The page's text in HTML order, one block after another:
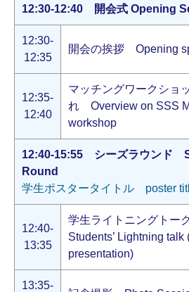
12:30-12:40 開会式 Opening
12:30-
12:35
開会の挨拶 Opening
12:35-
12:40
マッチングワークショ
れ Overview on SSS
workshop
12:40-15:55 シーズラウンド
Round
学生ポスタータイトル poster
12:40-
13:35
学生ライトニングトー
Students’ Lightning talk
presentation)
13:35-